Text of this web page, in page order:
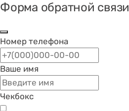
Форма обратной связи
Номер телефона
Ваше имя
Чекбокс